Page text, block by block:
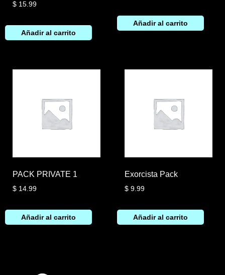
$ 15.99
Añadir al carrito
Añadir al carrito
PACK PRIVATE 1
$ 14.99
Añadir al carrito
Exorcista Pack
$9.99
Añadir al carrito